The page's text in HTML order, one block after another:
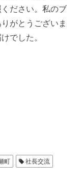
ださい。私のブ
がとうございま
でした。
町 社長交流